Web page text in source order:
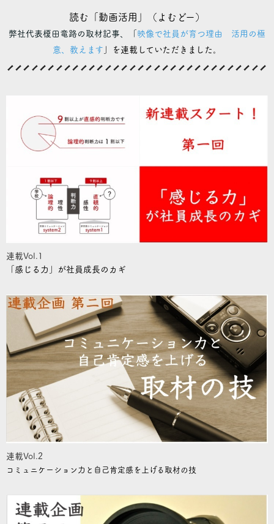
読む「動画活用」（よむどー）
弊社代表榎田竜路の取材記事、「 映像で社員が育つ理由 活用の極
意、教えます 」を連載していただきました。
連載Vol.1
「感じる力」が社員成長のカギ
連載Vol.2
コミュニケーション力と自己肯定感を上げる取材の技